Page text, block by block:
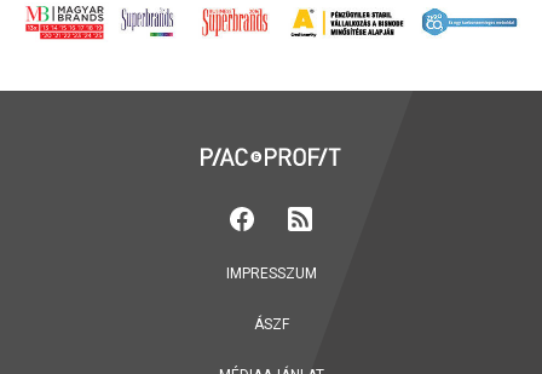
IMPRESSZUM
ÁSZF